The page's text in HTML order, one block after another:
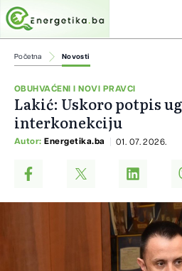
Početna Novosti
OBUHVAĆENI I NOVI PRAVCI
Lakić: Uskoro potpis
interkonekciju
Autor: Energetika.ba 01. 07. 2026.